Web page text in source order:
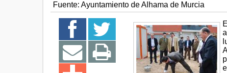
Fuente: Ayuntamiento de Alhama de Murcia